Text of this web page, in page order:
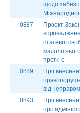
щодо
0887
Проект
статевої
проти с
0889
Про
від
0893
Про
про